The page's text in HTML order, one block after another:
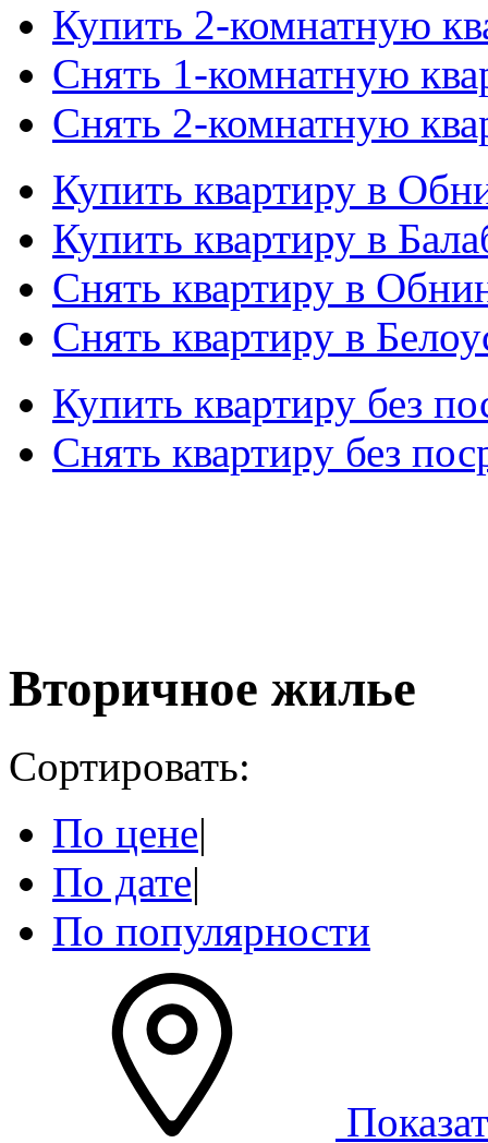
Купить 2-комнатную
Снять 1-комнатную
Снять 2-комнатную
Купить квартиру в
Купить квартиру в
Снять квартиру в
Снять квартиру в
Купить квартиру без
Снять квартиру без
Вторичное жилье
Сортировать:
По цене|
По дате|
По популярности